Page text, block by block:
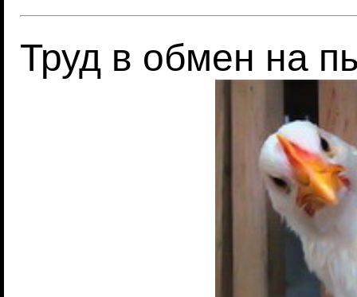
Труд в обмен на